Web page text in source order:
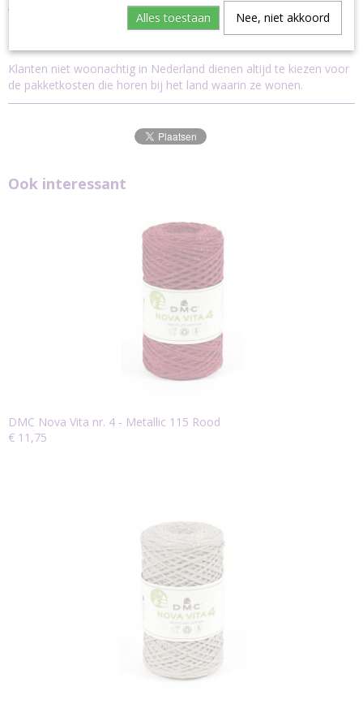
Alles toestaan Nee, niet akkoord
Verzending
Klanten niet woonachtig in Nederland dienen altijd te kiezen voor
de pakketkosten die horen bij het land waarin ze wonen.
Ook interessant
DMC Nova Vita nr. 4 - Metallic 115 Rood
€ 11,75